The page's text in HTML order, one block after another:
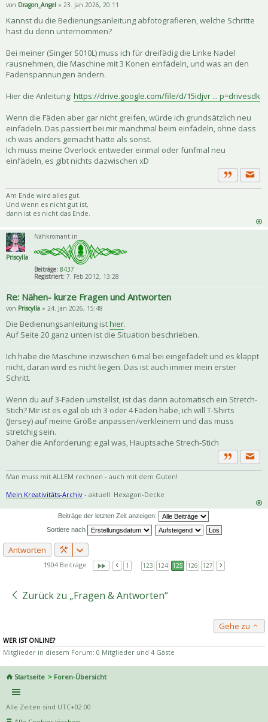
von Dragon_Angel » 23. Jan 2026, 20:11
Kannst du die Bedienungsanleitung abfotografieren, welche Schritte
hast du denn unternommen?
Bei meiner (Singer S010L) muss ich für dreifädig die Linke Nadel
rausnehmen, die Maschine mit 3 Konen einfädeln, und was an den
Fadenspannungen ändern.
Hier die Anleitung: https://drive.google.com/file/d/15idjvr ... p=drivesdk
Wenn die Fäden aber gar nicht greifen, würde ich grundsätzlich neu
einfädeln. Das passiert bei mir manchmal beim einfädeln, ohne dass
ich was anders gemacht hätte als sonst.
Ich muss meine Overlock entweder einmal oder fünfmal neu
einfädeln, es gibt nichts dazwischen xD
Zitat
Am Ende wird alles gut.
Und wenn es nicht gut ist,
dann ist es nicht das Ende.
Priscylla
Nähkromant:in
Beiträge: 8437
Registriert: 7. Feb 2012, 13:28
Re: Nähen- kurze Fragen und Antworten
von Priscylla » 24. Jan 2026, 15:48
Die Bedienungsanleitung isthier.
Auf Seite 20 ganz unten ist die Situation beschrieben.
Ich habe die Maschine inzwischen 6 mal bei eingefädelt und es klappt
nicht, daran wird es nicht liegen. Das ist auch immer mein erster
Schritt.
Wenn du auf 3-Faden umstellst, ist das dann automatisch ein Stretch-
Stich? Mir ist es egal ob ich 3 oder 4 Fäden habe, ich will T-Shirts
(Jersey) auf meine Größe anpassen/verkleinern und das muss
stretchig sein.
Daher die Anforderung: egal was, Hauptsache Strech-Stich
Zitat
Man muss mit ALLEM rechnen - auch mit dem Guten!
Mein Kreativitäts-Archiv - aktuell: Hexagon-Decke
Beiträge der letzten Zeit anzeigen:
Sortiere nach
Antworten
1904 Beiträge 1 123 124 125 126 127
Zurück zu „Fragen & Antworten“
Gehe zu
WER IST ONLINE?
Mitglieder in diesem Forum: 0 Mitglieder und 4 Gäste
Startseite Foren-Übersicht
Alle Zeiten sind UTC+02:00